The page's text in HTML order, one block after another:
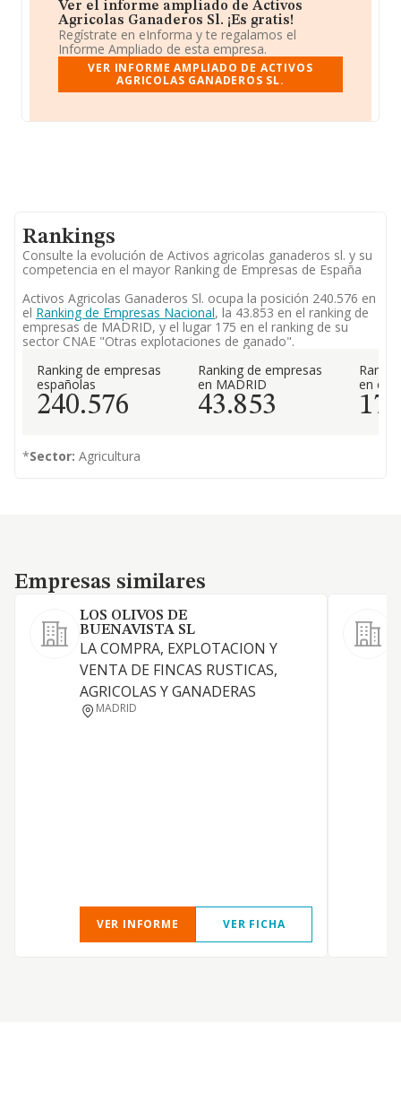
Ver el informe ampliado de Activos
Agricolas Ganaderos Sl. ¡Es gratis!
Regístrate en eInforma y te regalamos el
Informe Ampliado de esta empresa.
VER INFORME AMPLIADO DE ACTIVOS
AGRICOLAS GANADEROS SL.
Rankings
Consulte la evolución de Activos agricolas ganaderos sl. y su
competencia en el mayor Ranking de Empresas de España
Activos Agricolas Ganaderos Sl. ocupa la posición 240.576 en
el Ranking de Empresas Nacional, la 43.853 en el ranking de
empresas de MADRID, y el lugar 175 en el ranking de su
sector CNAE "Otras explotaciones de ganado".
Ranking de empresas
españolas
240.576
Ranking de empresas
en MADRID
43.853
en el
175
*Sector: Agricultura
Empresas similares
Empresas similares
LOS OLIVOS DE
BUENAVISTA SL
LA COMPRA, EXPLOTACION Y
VENTA DE FINCAS RUSTICAS,
AGRICOLAS Y GANADERAS
MADRID
VER INFORME VER FICHA